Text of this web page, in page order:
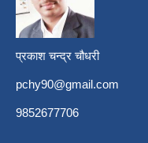
प्रकाश चन्द्र चौधरी
pchy90@gmail.com
9852677706